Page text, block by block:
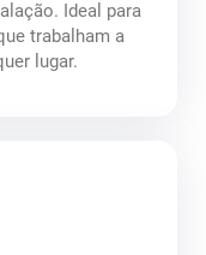
Ideal para
trabalham a
lugar.